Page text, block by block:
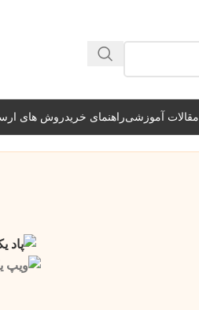
مقالات آموزشیراهنمای خریدروش های